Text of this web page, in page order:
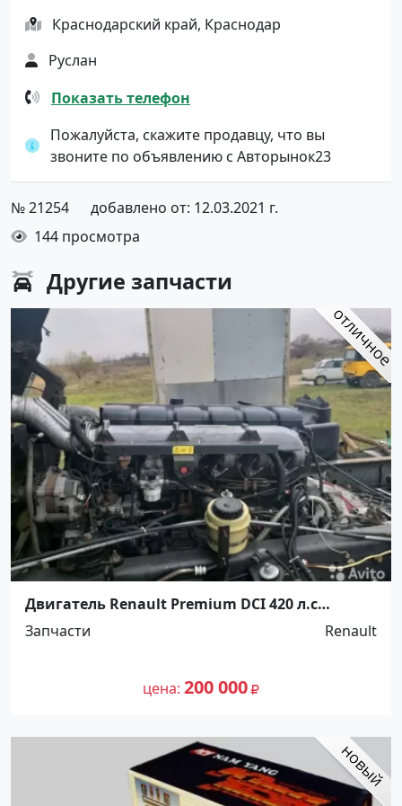
Краснодарский край, Краснодар
Руслан
Показать телефон
Пожалуйста, скажите продавцу, что вы
звоните по объявлению с Авторынок23
№ 21254
добавлено от: 12.03.2021 г.
144 просмотра
Другие запчасти
Двигатель Renault Premium DCI 420 л.с
Ст.Холмская
Запчасти Renault
цена 200 000